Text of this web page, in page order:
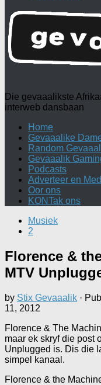
Die gevaaalikste
interweb dansbaan
Home
Gevaaalike
Random
Gevaaalik
Podcasts
Adverteer en
Oor ons
KONTak ons
Musiek
2
Florence &
MTV
by Stix Gevaaalik ·
11, 2012
Florence & The
maar ek skryf die post
Unplugged is. Dis die
simpel kanaal.
Florence & the